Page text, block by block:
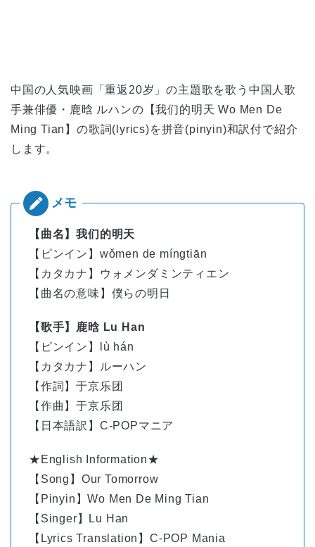
中国の人気映画「重返20岁」の主題歌を歌う中国人歌
手兼俳優・鹿晗 ルハンの【我们的明天 Wo Men De
Ming Tian】の歌詞(lyrics)を拼音(pinyin)和訳付で紹介
します。
【曲名】我们的明天
【ピンイン】wǒmen de míngtiān
【カタカナ】ウォメンダミンティエン
【曲名の意味】僕らの明日
【歌手】鹿晗 Lu Han
【ピンイン】
lù hán
【カタカナ】ルーハン
【作詞】于京乐团
【作曲】于京乐团
【日本語訳】C-POPマニア
★English Information★
【Song】Our Tomorrow
【Pinyin】Wo Men De Ming Tian
【Singer】Lu Han
【Lyrics Translation】C-POP Mania